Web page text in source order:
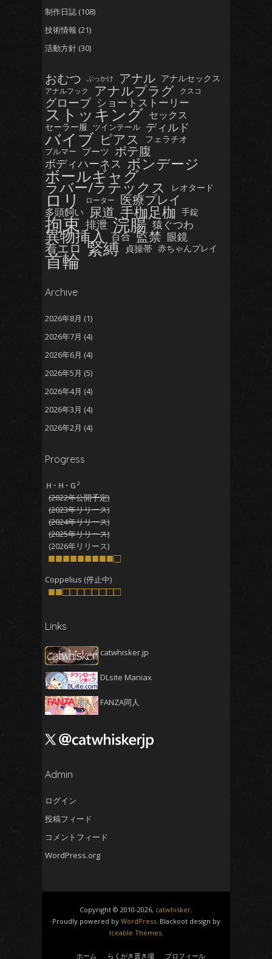
制作日誌 (108)
技術情報 (21)
活動方針 (30)
おむつ ぶっかけ アナル アナルセックス
アナルフック アナルプラグ クスコ
グローブ ショートストーリー
ストッキング セックス
セーラー服 ツインテール ディルド
バイブ ピアス フェラチオ
ブルマー ブーツ ボテ腹
ボディハーネス ボンデージ
ボールギャグ
ラバー/ラテックス レオタード
ロリ ローター 医療プレイ
多頭飼い 尿道 手枷足枷 手錠
拘束 排泄 浣腸 猿ぐつわ
異物挿入 百合 監禁 眼鏡
着エロ 緊縛 貞操帯 赤ちゃんプレイ
首輪
Archive
2026年8月 (1)
2026年7月 (4)
2026年6月 (4)
2026年5月 (5)
2026年4月 (4)
2026年3月 (4)
2026年2月 (4)
2025年12月
2025年11月
2025年10月(4)
2025年9月 (4)
2025年8月(5)
2025年7月(4)
(4)
2025年5月(5)
2025年3月
2025年2月(4)
2025年1月(5)
2024年12月(5)
2024年11月(5)
2024年9月(4)
2024年7月
2023年11月(4)
2023年9月(5)
Progress
Ｈ･Ｈ･Ｇ²
(2022年公開予定)
(2023年リリース)
(2024年リリース)
(2025年リリース)
(2026年リリース)
■■■■■■■■■□
Coppelius (停止中)
■■□□□□□□□□
Links
catwhisker.jp
DLsite Maniax
FANZA同人
Admin
ログイン
投稿フィード
コメントフィード
WordPress.org
Copyright © 2010-2026, catwhisker.
Proudly powered by WordPress. Blackoot design by
Iceable Themes.
ホーム らくがき置き場 プロフィール